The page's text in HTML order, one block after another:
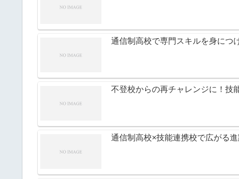
通信制高校で専門スキルを身につ
不登校からの再チャレンジに！技
通信制高校×技能連携校で広がる